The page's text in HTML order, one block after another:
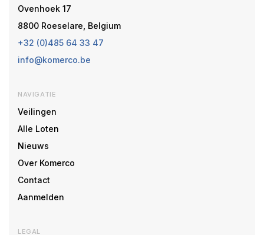
Ovenhoek 17
8800 Roeselare, Belgium
+32 (0)485 64 33 47
info@komerco.be
NAVIGATIE
Veilingen
Alle Loten
Nieuws
Over Komerco
Contact
Aanmelden
LEGAL